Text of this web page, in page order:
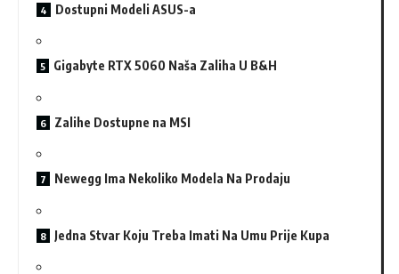
Dostupni Modeli ASUS-a
Gigabyte RTX 5060 Naša Zaliha U B&H
Zalihe Dostupne na MSI
Newegg Ima Nekoliko Modela Na Prodaju
Jedna Stvar Koju Treba Imati Na Umu Prije Kupa